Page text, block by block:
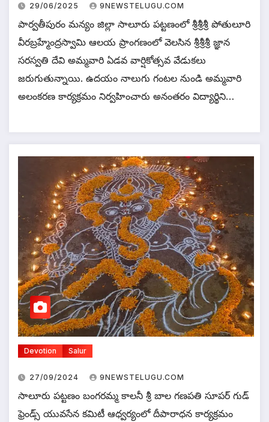
29/06/2025 9NEWSTELUGU.COM
పార్వతీపురం మన్యం జిల్లా సాలూరు పట్టణంలో శ్రీశ్రీశ్రీ పోతులూరి
వీరబ్రహ్మేంద్రస్వామి ఆలయ ప్రాంగణంలో వెలసిన శ్రీశ్రీశ్రీ జ్ఞాన
సరస్వతి దేవి అమ్మవారి ఏడవ వార్షికోత్సవ వేడుకలు
జరుగుతున్నాయి. ఉదయం నాలుగు గంటల నుండి అమ్మవారి
అలంకరణ కార్యక్రమం నిర్వహించారు అనంతరం విద్యార్థిని…
Devotion Salur
27/09/2024 9NEWSTELUGU.COM
సాలూరు పట్టణం బంగరమ్మ కాలనీ శ్రీ బాల గణపతి సూపర్ గుడ్
ఫ్రెండ్స్ యువసేన కమిటీ ఆధ్వర్యంలో దీపారాధన కార్యక్రమం